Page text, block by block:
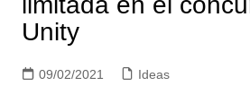
Unity
09/02/2021 Ideas